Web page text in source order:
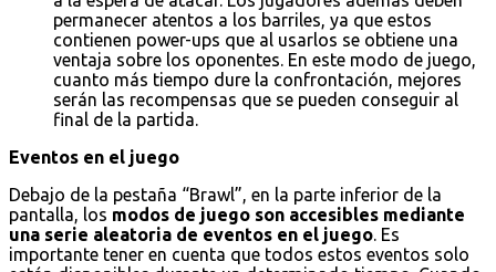
permanecer atentos a los barriles, ya que estos
contienen power-ups que al usarlos se obtiene una
ventaja sobre los oponentes. En este modo de juego,
cuanto más tiempo dure la confrontación, mejores
serán las recompensas que se pueden conseguir al
final de la partida.
Eventos en el juego
Debajo de la pestaña “Brawl”, en la parte inferior de la
pantalla, los modos de juego son accesibles mediante
una serie aleatoria de eventos en el juego. Es
importante tener en cuenta que todos estos eventos solo